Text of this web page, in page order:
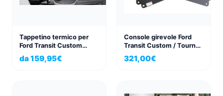
Tappetino termico per
Ford Transit Custom
passo corto e lungo tutto
tondo 8 pz.
da159,95€
Console girevole Ford
Transit Custom / Tourneo
lato passeggero, dal
modello 2012
321,00€